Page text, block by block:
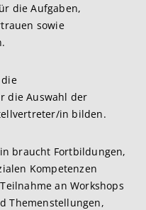
die Aufgaben,
sowie
die Auswahl der
in bilden.
braucht Fortbildungen,
Kompetenzen
an Workshops
Themenstellungen,